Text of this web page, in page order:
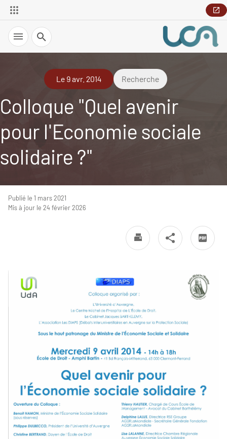
Recherche
Le 9 avr. 2014 Recherche
Colloque "Quel avenir
pour l'Economie sociale
solidaire ?"
Publié le 1 mars 2021
Mis à jour le 24 février 2026